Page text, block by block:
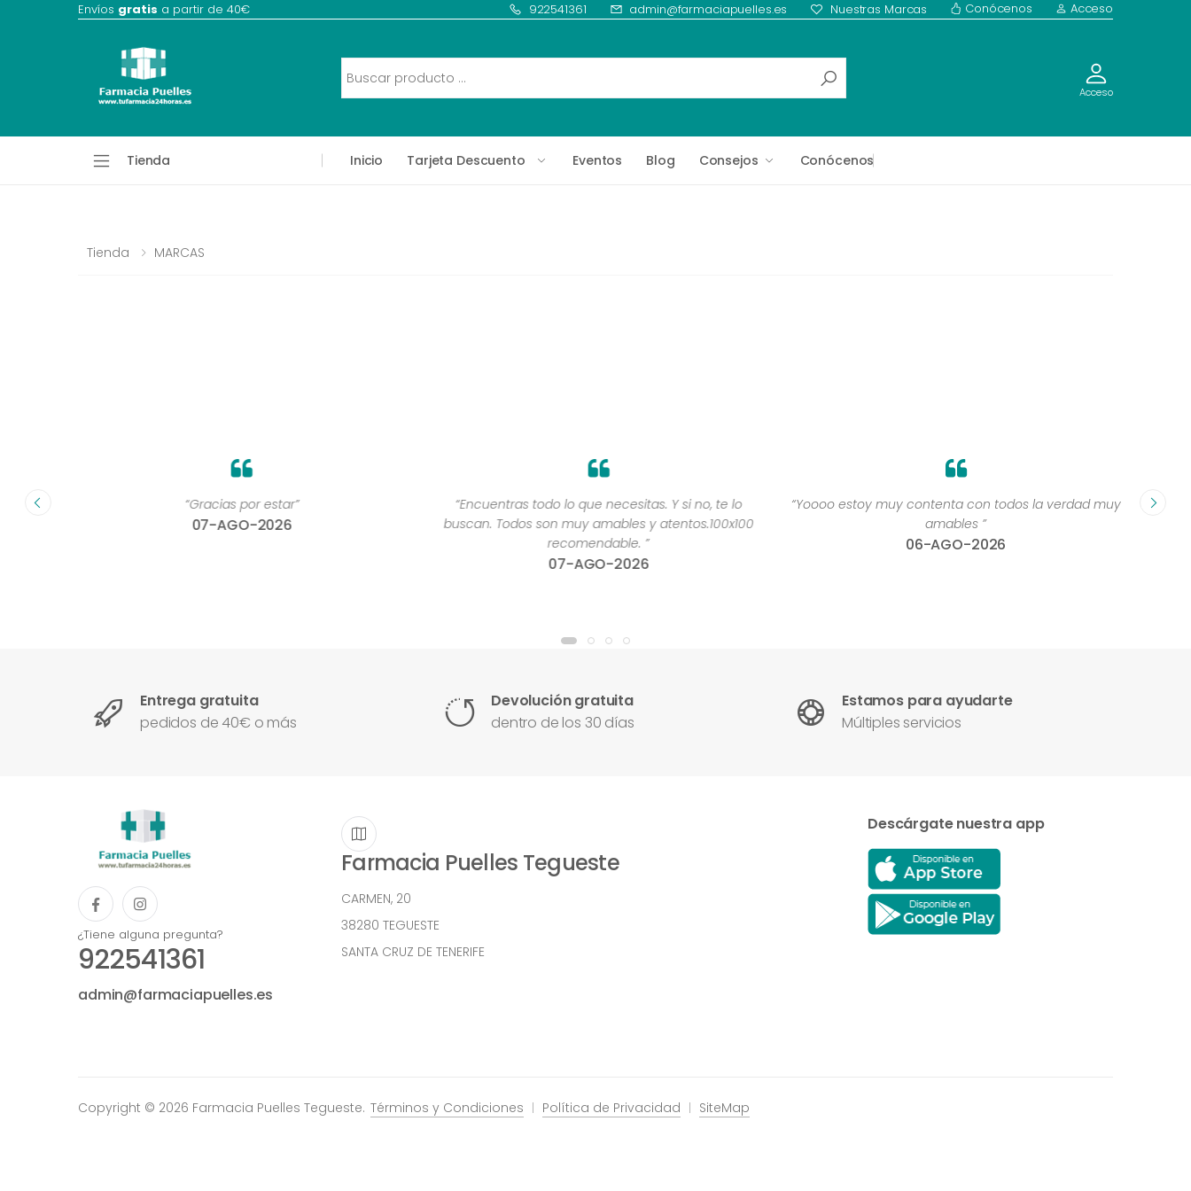
Envíos gratis a partir de 40€ 922541361 admin@farmaciapuelles.es Nuestras Marcas Conócenos Acceso
Acceso
Tienda Inicio Tarjeta Descuento Eventos Blog Consejos Conócenos
Tienda MARCAS
“Gracias por estar”
07-AGO-2026
“Encuentras todo lo que necesitas. Y si no, te lo
buscan. Todos son muy amables y atentos.100x100
recomendable. ”
07-AGO-2026
“Yoooo estoy muy contenta con todos la verdad muy
amables ”
06-AGO-2026
Entrega gratuita
pedidos de 40€ o más
Devolución gratuita
dentro de los 30 días
Estamos para ayudarte
Múltiples servicios
¿Tiene alguna pregunta?
922541361
admin@farmaciapuelles.es
Farmacia Puelles Tegueste
CARMEN, 20
38280 TEGUESTE
SANTA CRUZ DE TENERIFE
Descárgate nuestra app
Copyright © 2026 Farmacia Puelles Tegueste. Términos y Condiciones Política de Privacidad SiteMap